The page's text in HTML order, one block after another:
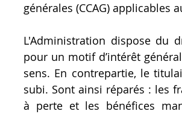
générales (CCAG) applicables
L'Administration dispose du
pour un motif d’intérêt
sens. En contrepartie, le
subi. Sont ainsi réparés : les
à perte et les bénéfices